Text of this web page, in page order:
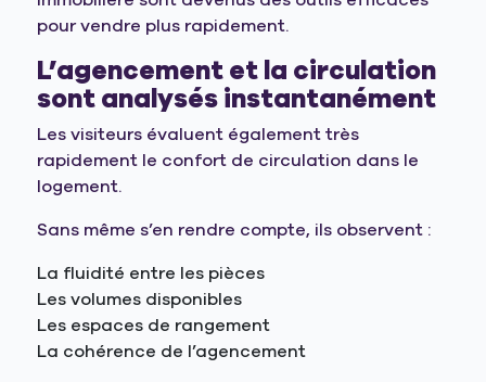
pour vendre plus rapidement.
L’agencement et la circulation
sont analysés instantanément
Les visiteurs évaluent également très
rapidement le confort de circulation dans le
logement.
Sans même s’en rendre compte, ils observent :
La fluidité entre les pièces
Les volumes disponibles
Les espaces de rangement
La cohérence de l’agencement